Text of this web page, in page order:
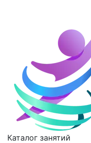
Каталог занятий